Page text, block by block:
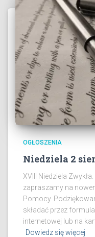
OGŁOSZENIA
Niedziela 2
XVIII Niedziela
zapraszamy na
Pomocy.
składać przez
internetowej lub na
Dowiedz się więcej